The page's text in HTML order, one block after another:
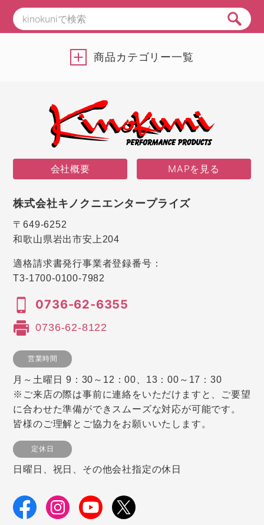
商品カテゴリー一覧
会社概要 MAPを見る
株式会社キノクニエンタープライズ
〒649-6252
和歌山県岩出市安上204
適格請求書発行事業者登録番号：
T3-1700-0100-7982
0736-62-6355
0736-62-8122
営業時間
月～土曜日 9：30～12：00、13：00～17：30
※ご来店の際は事前に連絡をいただけますと、ご要望
に合わせた準備ができスムーズな対応が可能です。
皆様のご理解とご協力をお願いいたします。
定休日
日曜日、祝日、その他会社指定の休日